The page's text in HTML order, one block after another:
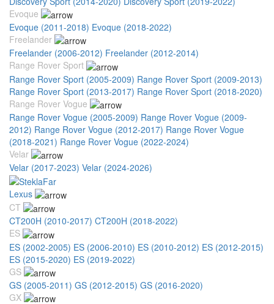
Evoque
Evoque (2011-2018) Evoque (2018-2022)
Freelander
Freelander (2006-2012) Freelander (2012-2014)
Range Rover Sport
Range Rover Sport (2005-2009) Range Rover Sport (2009-2013)
Range Rover Sport (2013-2017) Range Rover Sport (2018-2020)
Range Rover Vogue
Range Rover Vogue (2005-2009) Range Rover Vogue (2009-
2012) Range Rover Vogue (2012-2017) Range Rover Vogue
(2018-2021) Range Rover Vogue (2022-2024)
Velar
Velar (2017-2023) Velar (2024-2026)
Lexus
CT
CT200H (2010-2017) CT200H (2018-2022)
ES
ES (2002-2005) ES (2006-2010) ES (2010-2012) ES (2012-2015)
ES (2015-2020) ES (2019-2022)
GS
GS (2005-2011) GS (2012-2015) GS (2016-2020)
GX